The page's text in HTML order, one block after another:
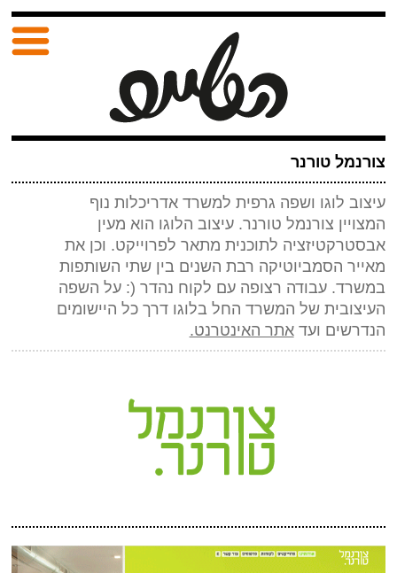
צורנמל טורנר
עיצוב לוגו ושפה גרפית למשרד אדריכלות נוף
המצויין צורנמל טורנר. עיצוב הלוגו הוא מעין
אבסטרקטיזציה לתוכנית מתאר לפרוייקט. וכן את
מאייר הסמביוטיקה רבת השנים בין שתי השותפות
במשרד. עבודה רצופה עם לקוח נהדר (: על השפה
העיצובית של המשרד החל בלוגו דרך כל היישומים
הנדרשים ועדאתר האינטרנט.